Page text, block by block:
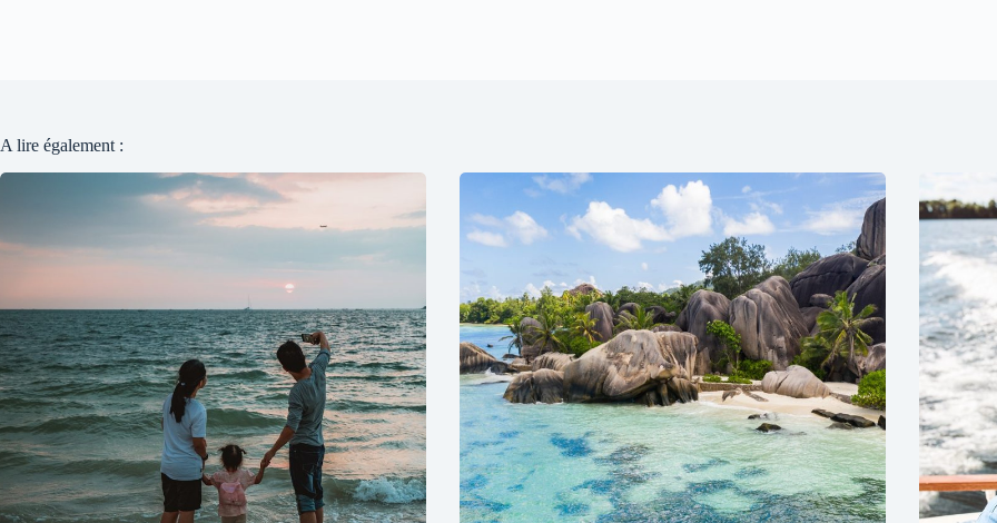
A lire également :